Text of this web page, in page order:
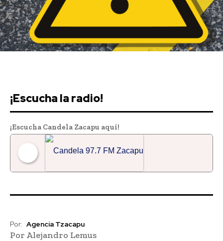
¡Escucha la radio!
¡Escucha Candela Zacapu aquí!
Por: Agencia Tzacapu
Por Alejandro Lemus